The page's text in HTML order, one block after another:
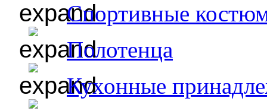
Спортивные
Полотенца
Кухонные